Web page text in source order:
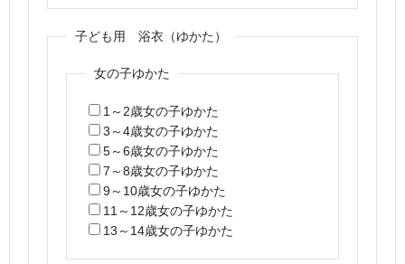
子ども用 浴衣（ゆかた）
女の子ゆかた
1～2歳女の子ゆかた
3～4歳女の子ゆかた
5～6歳女の子ゆかた
7～8歳女の子ゆかた
9～10歳女の子ゆかた
11～12歳女の子ゆかた
13～14歳女の子ゆかた